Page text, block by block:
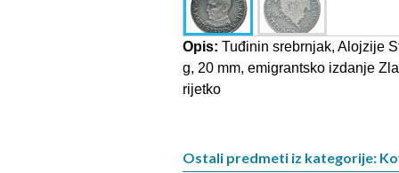
Opis: Tuđinin srebrnjak, Alojzije
g, 20 mm, emigrantsko izdanje
rijetko
Ostali predmeti iz kategorije: